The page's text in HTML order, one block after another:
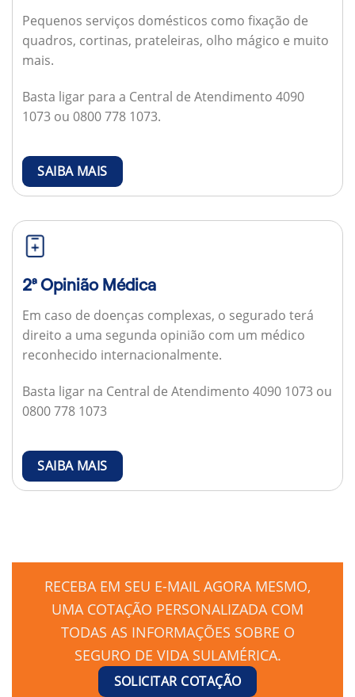
Pequenos serviços domésticos como fixação de
quadros, cortinas, prateleiras, olho mágico e muito
mais.
Basta ligar para a Central de Atendimento 4090
1073 ou 0800 778 1073.
SAIBA MAIS
2ª Opinião Médica
Em caso de doenças complexas, o segurado terá
direito a uma segunda opinião com um médico
reconhecido internacionalmente.
Basta ligar na Central de Atendimento 4090 1073 ou
0800 778 1073
SAIBA MAIS
RECEBA EM SEU E-MAIL AGORA MESMO,
UMA COTAÇÃO PERSONALIZADA COM
TODAS AS INFORMAÇÕES SOBRE O
SEGURO DE VIDA SULAMÉRICA.
SOLICITAR COTAÇÃO